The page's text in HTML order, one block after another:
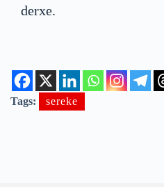
derxe.
Tags: sereke